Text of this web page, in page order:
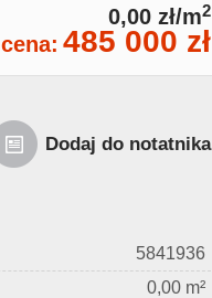
0,00 zł/m2
cena: 485 000 zł
Dodaj do notatnika
5841936
0,00 m²